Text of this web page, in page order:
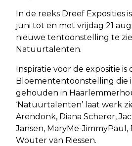
In de reeks Dreef Exposities
juni tot en met vrijdag 21
nieuwe tentoonstelling te
Natuurtalenten.
Inspiratie voor de expositie is
Bloemententoonstelling die
gehouden in
‘Natuurtalenten’ laat werk
Arendonk, Diana Scherer,
Jansen, MaryMe-JimmyPaul,
Wouter van Riessen.